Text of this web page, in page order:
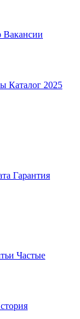
Вакансии
Каталог 2025
Гарантия
Частые